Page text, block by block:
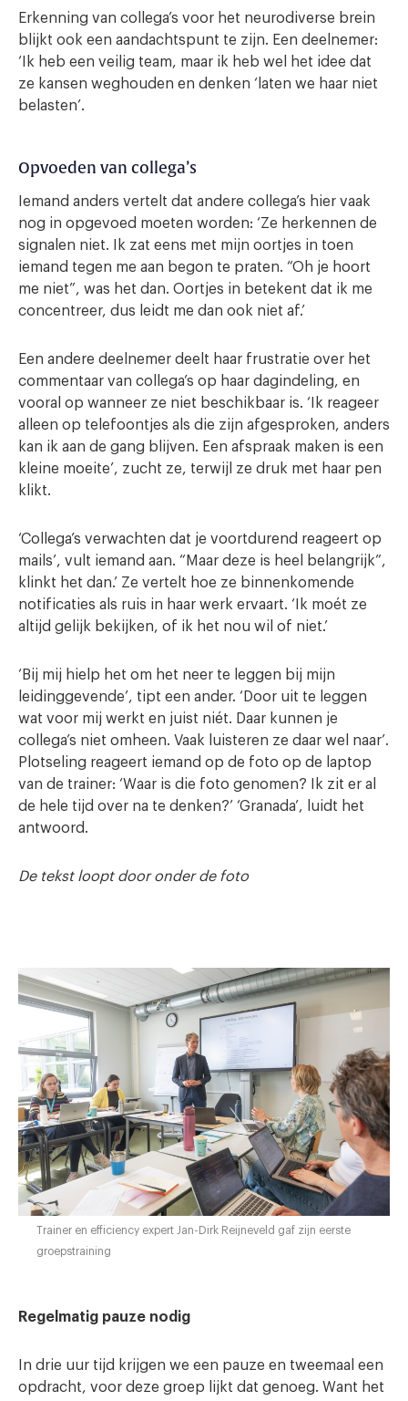
Erkenning van collega’s voor het neurodiverse brein
blijkt ook een aandachtspunt te zijn. Een deelnemer:
‘Ik heb een veilig team, maar ik heb wel het idee dat
ze kansen weghouden en denken ‘laten we haar niet
belasten’.
Opvoeden van collega’s
Iemand anders vertelt dat andere collega’s hier vaak
nog in opgevoed moeten worden: ‘Ze herkennen de
signalen niet. Ik zat eens met mijn oortjes in toen
iemand tegen me aan begon te praten. “Oh je hoort
me niet”, was het dan. Oortjes in betekent dat ik me
concentreer, dus leidt me dan ook niet af.’
Een andere deelnemer deelt haar frustratie over het
commentaar van collega’s op haar dagindeling, en
vooral op wanneer ze niet beschikbaar is. ‘Ik reageer
alleen op telefoontjes als die zijn afgesproken, anders
kan ik aan de gang blijven. Een afspraak maken is een
kleine moeite’, zucht ze, terwijl ze druk met haar pen
klikt.
‘Collega’s verwachten dat je voortdurend reageert op
mails’, vult iemand aan. “Maar deze is heel belangrijk”,
klinkt het dan.’ Ze vertelt hoe ze binnenkomende
notificaties als ruis in haar werk ervaart. ‘Ik moét ze
altijd gelijk bekijken, of ik het nou wil of niet.’
‘Bij mij hielp het om het neer te leggen bij mijn
leidinggevende’, tipt een ander. ‘Door uit te leggen
wat voor mij werkt en juist niét. Daar kunnen je
collega’s niet omheen. Vaak luisteren ze daar wel naar’.
Plotseling reageert iemand op de foto op de laptop
van de trainer: ‘Waar is die foto genomen? Ik zit er al
de hele tijd over na te denken?’ ‘Granada’, luidt het
antwoord.
De tekst loopt door onder de foto
Trainer en efficiency expert Jan-Dirk Reijneveld gaf zijn eerste
groepstraining
Regelmatig pauze nodig
In drie uur tijd krijgen we een pauze en tweemaal een
opdracht, voor deze groep lijkt dat genoeg. Want het